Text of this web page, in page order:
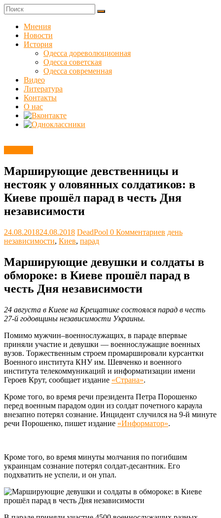
Skip
to
content
Куликовец
Сайт
одесского
сопротивления
Мнения
Новости
История
Одесса дореволюционная
Одесса советская
Одесса современная
Видео
Литература
Контакты
О нас
Марширующие девственницы и
нестояк у оловянных солдатиков: в
Киеве прошёл парад в честь Дня
независимости
24.08.201824.08.2018 DeadPool 0 Комментариев день
независимости, Киев, парад
Марширующие девушки и солдаты в
обмороке: в Киеве прошёл парад в
честь Дня независимости
24 августа в Киеве на Крещатике состоялся парад в честь
27-й годовщины независимости Украины.
Помимо мужчин–военнослужащих, в параде впервые
приняли участие и девушки — военнослужащие военных
вузов. Торжественным строем промаршировали курсантки
Военного института КНУ им. Шевченко и военного
института телекоммуникаций и информатизации имени
Героев Крут, сообщает издание «Страна».
Кроме того, во время речи президента Петра Порошенко
перед военным парадом один из солдат почетного караула
внезапно потерял сознание. Инцидент случился на 9-й минуте
речи Порошенко, пишет издание «Информатор».
Кроме того, во время минуты молчания по погибшим
украинцам сознание потерял солдат-десантник. Его
подхватить не успели, и он упал.